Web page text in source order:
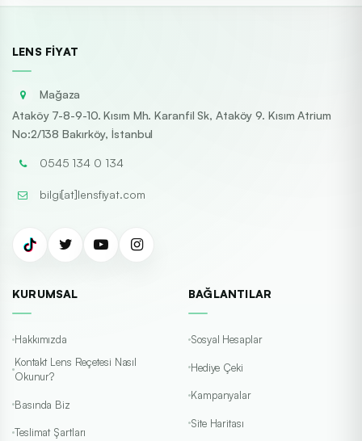
LENS FIYAT
Mağaza
Ataköy 7-8-9-10. Kısım Mh. Karanfil Sk, Ataköy 9. Kısım Atrium
No:2/138 Bakırköy, İstanbul
0545 134 0 134
bilgi[at]lensfiyat.com
KURUMSAL
Hakkımızda
Kontakt Lens Reçetesi Nasıl
Okunur?
Basında Biz
Teslimat Şartları
BAĞLANTILAR
Sosyal Hesaplar
Hediye Çeki
Kampanyalar
Site Haritası